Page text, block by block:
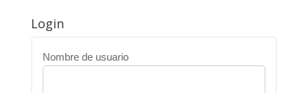
Login
Nombre de usuario